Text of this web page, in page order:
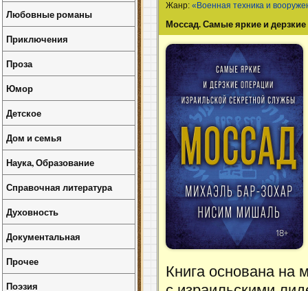
Жанр:«Военная техника и
Моссад. Самые яркие и
Книга основана на
Любовные романы
Приключения
Проза
Юмор
Детское
Дом и семья
Наука, Образование
Справочная литература
Духовность
Документальная
Прочее
Поэзия